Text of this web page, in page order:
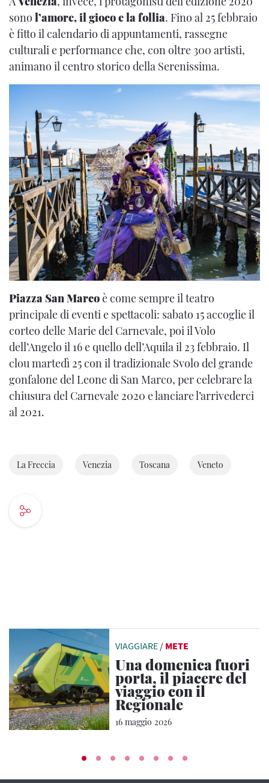
sono l’amore, il gioco e la follia. Fino al 25 febbraio
è fitto il calendario di appuntamenti, rassegne
culturali e performance che, con oltre 300 artisti,
animano il centro storico della Serenissima.
Piazza San Marcoè come sempre il teatro
principale di eventi e spettacoli: sabato 15 accoglie il
corteo delle Marie del Carnevale, poi il Volo
dell’Angelo il 16 e quello dell’Aquila il 23 febbraio. Il
clou martedì 25 con il tradizionale Svolo del grande
gonfalone del Leone di San Marco, per celebrare la
chiusura del Carnevale 2020 e lanciare l’arrivederci
al 2021.
La Freccia Venezia Toscana Veneto
VIAGGIARE / METE
Una domenica fuori
porta, il piacere del
viaggio con il
Regionale
16 maggio 2026